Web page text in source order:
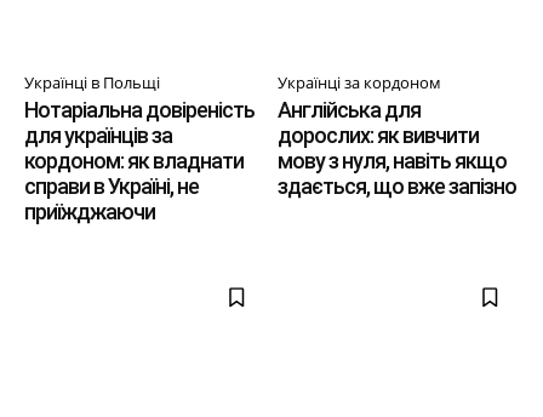
Українці в Польщі
Нотаріальна довіреність
для українців за
кордоном: як владнати
справи в Україні, не
приїжджаючи
Українці за кордоном
Англійська для
дорослих: як вивчити
мову з нуля, навіть якщо
здається, що вже запізно